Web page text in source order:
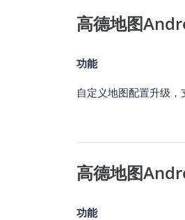
高德地图
功能
自定义地图配置升级
高德地图
功能